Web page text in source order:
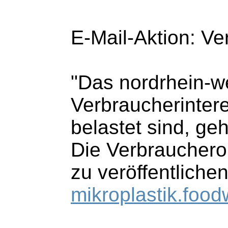
E-Mail-Aktion:
"Das nordrhein-
belastet sind,
Die
zu